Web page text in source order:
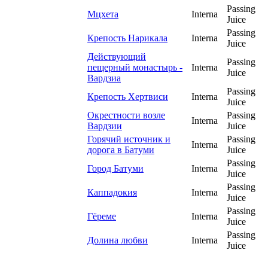
Мцхета
Interna
Passing
Juice
Крепость Нарикала
Interna
Passing
Juice
Действующий
пещерный монастырь -
Вардзиа
Interna
Passing
Juice
Крепость Хертвиси Interna
Passing
Juice
Окрестности возле
Вардзии
Interna
Passing
Juice
Горячий источник и
дорога в Батуми
Interna
Passing
Juice
Город Батуми
Interna
Passing
Juice
Каппадокия
Interna
Passing
Juice
Гёреме
Interna
Passing
Juice
Долина любви
Interna
Passing
Juice